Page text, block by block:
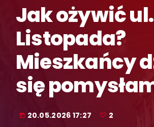
Jak ożywić ul.
Listopada?
Mieszkańcy
się
today 20.05.2026 17:27 2